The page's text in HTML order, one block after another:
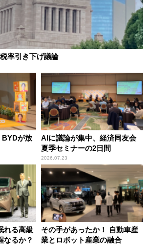
率引き下げ議論
BYDが放
AIに議論が集中、経済同友会
夏季セミナーの2日間
2026.07.23
れる高級
なるか？
その手があったか！ 自動車産
業とロボット産業の融合